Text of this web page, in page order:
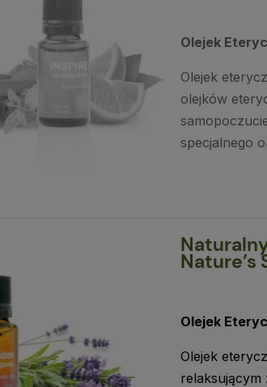
Olejek
Olejek
olejków
specjalnego
Nature’s
Olejek
Olejek